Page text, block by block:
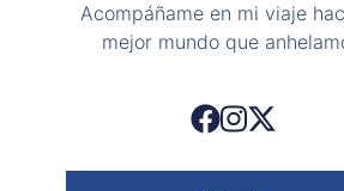
Acompáñame en mi viaje
mejor mundo que